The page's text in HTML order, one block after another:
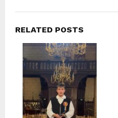
RELATED POSTS